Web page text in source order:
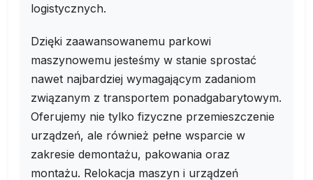
logistycznych.
Dzięki zaawansowanemu parkowi
maszynowemu jesteśmy w stanie sprostać
nawet najbardziej wymagającym zadaniom
związanym z transportem ponadgabarytowym.
Oferujemy nie tylko fizyczne przemieszczenie
urządzeń, ale również pełne wsparcie w
zakresie demontażu, pakowania oraz
montażu. Relokacja maszyn i urządzeń